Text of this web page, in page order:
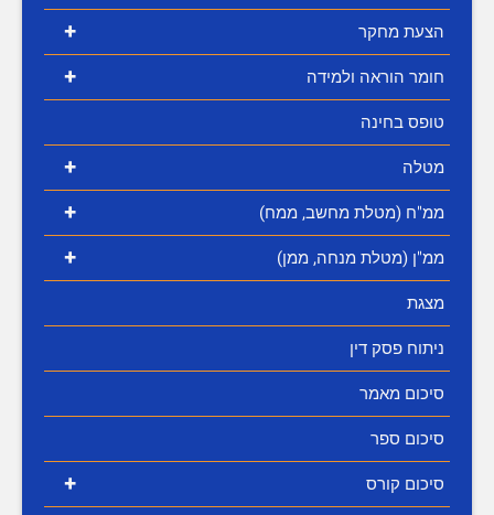
+ הצעת מחקר
+
חומר הוראה ולמידה
טופס בחינה
+ מטלה
+ ממ"ח (מטלת מחשב, ממח)
+
ממ"ן (מטלת מנחה, ממן)
מצגת
ניתוח פסק דין
סיכום מאמר
סיכום ספר
+
סיכום קורס